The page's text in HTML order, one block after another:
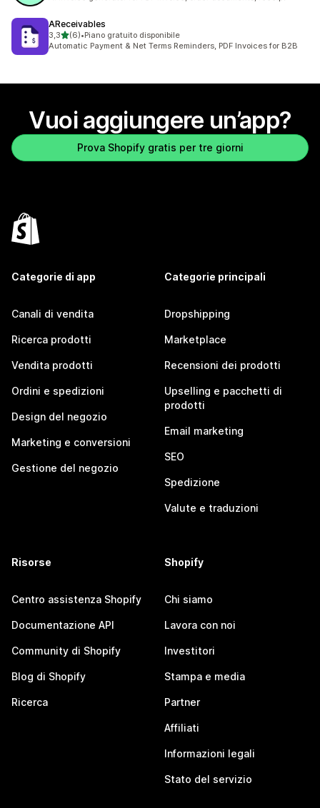
AReceivables
3,3stelle su 5
(6)
6 recensioni totali
•Piano gratuito disponibile
Automatic Payment & Net Terms Reminders, PDF Invoices for B2B
Vuoi aggiungere un’app?
Prova Shopify gratis per tre giorni
Categorie di app
Canali di vendita
Ricerca prodotti
Vendita prodotti
Ordini e spedizioni
Design del negozio
Marketing e conversioni
Gestione del negozio
Categorie principali
Dropshipping
Marketplace
Recensioni dei prodotti
Upselling e pacchetti di
prodotti
Email marketing
SEO
Spedizione
Valute e traduzioni
Risorse
Centro assistenza Shopify
Documentazione API
Community di Shopify
Blog di Shopify
Ricerca
Shopify
Chi siamo
Lavora con noi
Investitori
Stampa e media
Partner
Affiliati
Informazioni legali
Stato del servizio